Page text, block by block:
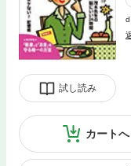
試し読み
d
カートへ